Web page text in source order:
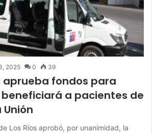
2025 0 39
aprueba fondos para
a pacientes de
Unión
Los Ríos aprobó, por unanimidad, la